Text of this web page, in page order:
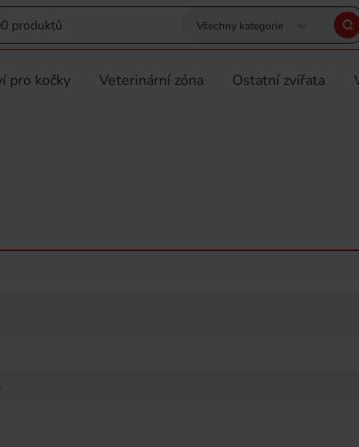
Všechny kategorie
pro kočky Veterinární zóna Ostatní zvířata